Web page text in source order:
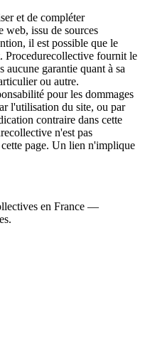
et de compléter
web, issu de sources
il est possible que le
Procedurecollective fournit le
garantie quant à sa
ou autre.
pour les dommages
l'utilisation du site, ou par
contraire dans cette
n'est pas
page. Un lien n'implique
en France —